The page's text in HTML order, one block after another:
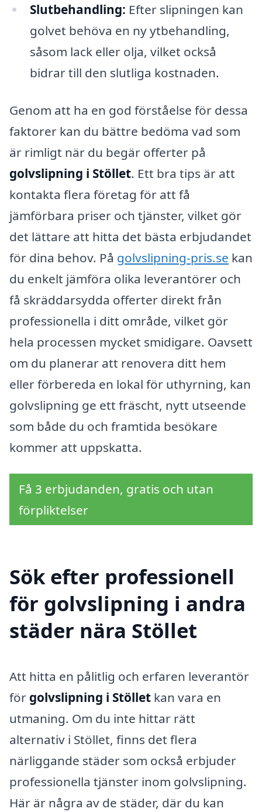
Slutbehandling: Efter slipningen kan
golvet behöva en ny ytbehandling,
såsom lack eller olja, vilket också
bidrar till den slutliga kostnaden.
Genom att ha en god förståelse för dessa
faktorer kan du bättre bedöma vad som
är rimligt när du begär offerter på
golvslipning i Stöllet. Ett bra tips är att
kontakta flera företag för att få
jämförbara priser och tjänster, vilket gör
det lättare att hitta det bästa erbjudandet
för dina behov. På golvslipning-pris.se kan
du enkelt jämföra olika leverantörer och
få skräddarsydda offerter direkt från
professionella i ditt område, vilket gör
hela processen mycket smidigare. Oavsett
om du planerar att renovera ditt hem
eller förbereda en lokal för uthyrning, kan
golvslipning ge ett fräscht, nytt utseende
som både du och framtida besökare
kommer att uppskatta.
Få 3 erbjudanden, gratis och utan
förpliktelser
Sök efter professionell
för golvslipning i andra
städer nära Stöllet
Att hitta en pålitlig och erfaren leverantör
för golvslipning i Stöllet kan vara en
utmaning. Om du inte hittar rätt
alternativ i Stöllet, finns det flera
närliggande städer som också erbjuder
professionella tjänster inom golvslipning.
Här är några av de städer, där du kan